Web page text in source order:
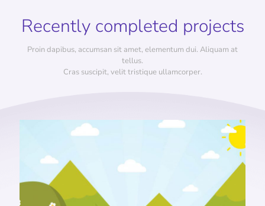
Recently completed projects
Proin dapibus, accumsan sit amet, elementum dui. Aliquam at
tellus.
Cras suscipit, velit tristique ullamcorper.